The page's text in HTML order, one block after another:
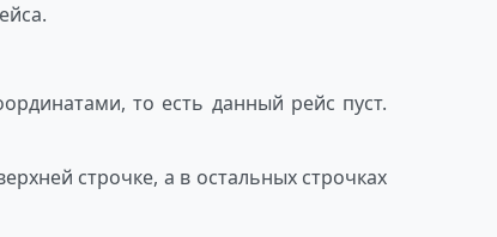
то есть данный рейс пуст.
строчке, а в остальных строчках